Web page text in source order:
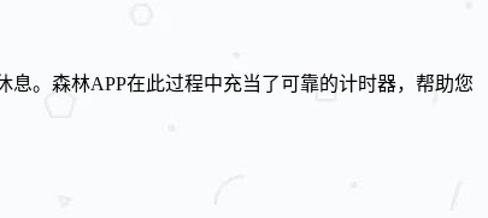
。森林APP在此过程中充当了可靠的计时器，帮助您